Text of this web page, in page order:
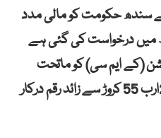
سندھ حکومت کو مالی مدد
درخواست کی گئی ہے
(کے ایم سی) کو ماتحت
محکموں کو ادائیگی کے لئے 2ارب 55 کروڑ سے زائد رقم درکار